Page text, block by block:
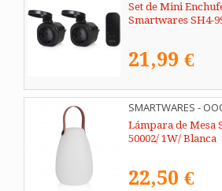
Set de Mini
Smartwares SH4-
21,99 €
SMARTWARES -
Lámpara de Mesa
50002/ 1W/ Blanca
22,50 €